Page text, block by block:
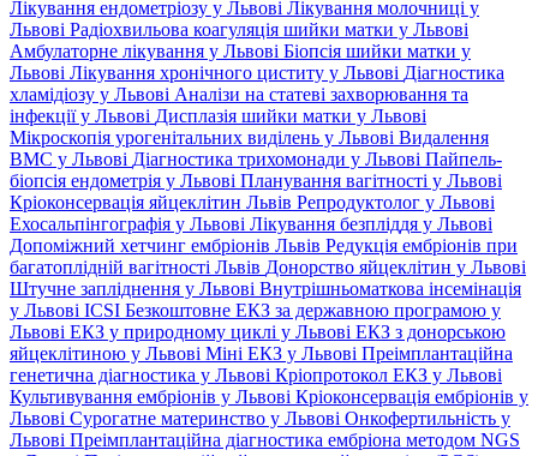
Лікування ендометріозу у Львові Лікування молочниці у
Львові Радіохвильова коагуляція шийки матки у Львові
Амбулаторне лікування у Львові Біопсія шийки матки у
Львові Лікування хронічного циститу у Львові Діагностика
хламідіозу у Львові Аналізи на статеві захворювання та
інфекції у Львові Дисплазія шийки матки у Львові
Мікроскопія урогенітальних виділень у Львові Видалення
ВМС у Львові Діагностика трихомонади у Львові Пайпель-
біопсія ендометрія у Львові Планування вагітності у Львові
Кріоконсервація яйцеклітин Львів Репродуктолог у Львові
Ехосальпінгографія у Львові Лікування безпліддя у Львові
Допоміжний хетчинг ембріонів Львів Редукція ембріонів при
багатоплідній вагітності Львів Донорство яйцеклітин у Львові
Штучне запліднення у Львові Внутрішньоматкова інсемінація
у Львові ICSI Безкоштовне ЕКЗ за державною програмою у
Львові ЕКЗ у природному циклі у Львові ЕКЗ з донорською
яйцеклітиною у Львові Міні ЕКЗ у Львові Преімплантаційна
генетична діагностика у Львові Кріопротокол ЕКЗ у Львові
Культивування ембріонів у Львові Кріоконсервація ембріонів у
Львові Сурогатне материнство у Львові Онкофертильність у
Львові Преімплантаційна діагностика ембріона методом NGS